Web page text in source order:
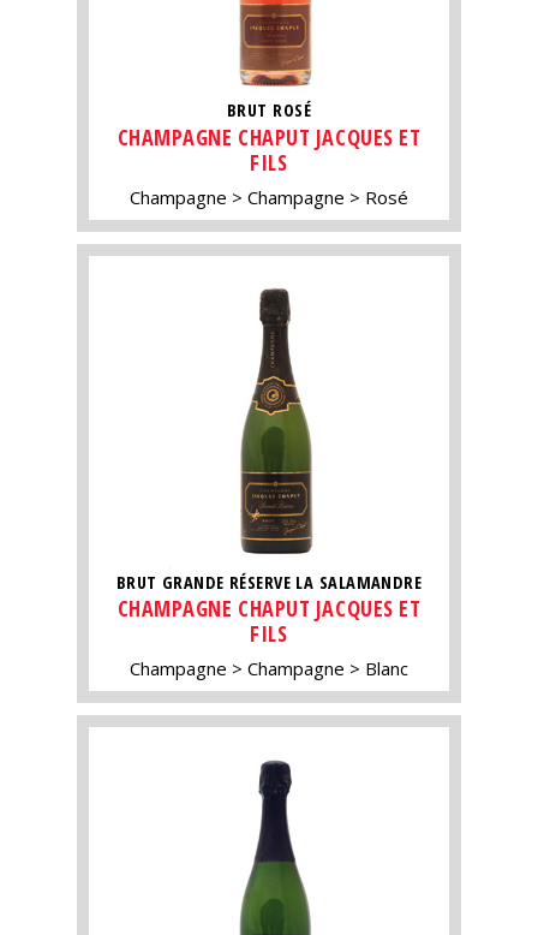
BRUT ROSÉ
CHAMPAGNE CHAPUT JACQUES ET
FILS
Champagne Champagne Rosé
BRUT GRANDE RÉSERVE LA SALAMANDRE
CHAMPAGNE CHAPUT JACQUES ET
FILS
Champagne Champagne Blanc